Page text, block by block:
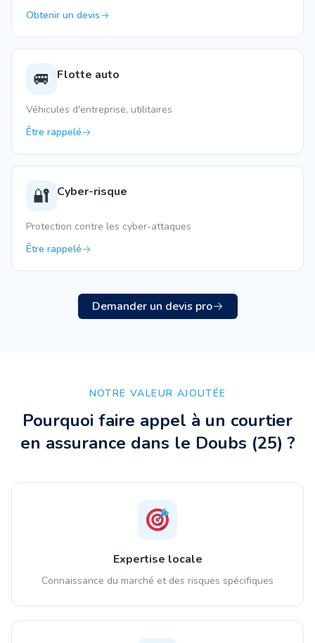
Obtenir un devis
🚐 Flotte auto
Véhicules d'entreprise, utilitaires
Être rappelé
🔐 Cyber-risque
Protection contre les cyber-attaques
Être rappelé
Demander un devis pro
NOTRE VALEUR AJOUTÉE
Pourquoi faire appel à un courtier
en assurance dans le Doubs (25) ?
Expertise locale
Connaissance du marché et des risques spécifiques